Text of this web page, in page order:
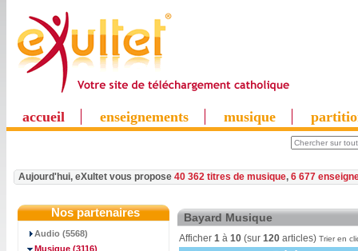
accueil enseignements musique
Aujourd'hui, eXultet vous propose 40 362 titres de musique, 6 677
Nos partenaires
Audio (5568)
Musique (3116)
Bayard Musique
Afficher 1 à 10 (sur 120 articles) Trier en